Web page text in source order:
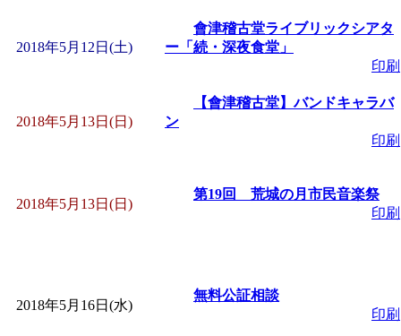
2018年5月12日(土)
會津稽古堂ライブリックシアタ
ー「続・深夜食堂」
印刷
2018年5月13日(日)
【會津稽古堂】バンドキャラバ
ン
印刷
2018年5月13日(日)
第19回 荒城の月市民音楽祭
印刷
2018年5月16日(水)
無料公証相談
印刷